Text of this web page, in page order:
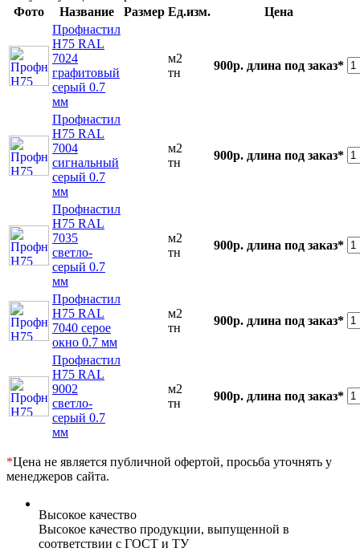
Фото
Название Размер Ед.изм.
Цена
Профнастил
Н75 RAL
7024
графитовый
серый 0.7
мм
м2
тн
900р. длина под заказ*
Профнастил
Н75 RAL
7004
сигнальный
серый 0.7
мм
м2
тн
900р. длина под заказ*
Профнастил
Н75 RAL
7035
светло-
серый 0.7
мм
м2
тн
900р. длина под заказ*
Профнастил
Н75 RAL
7040 серое
окно 0.7 мм
м2
тн
900р. длина под заказ*
Профнастил
Н75 RAL
9002
светло-
серый 0.7
мм
м2
тн
900р. длина под заказ*
*Цена не является публичной офертой, просьба уточнять у
менеджеров сайта.
Высокое качество
Высокое качество продукции, выпущенной в
соответствии с ГОСТ и ТУ